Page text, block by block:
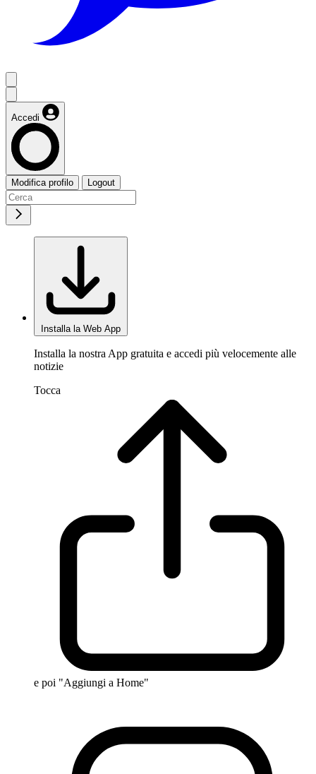
Accedi
Modifica profilo Logout
Installa la Web App
Installa la nostra App gratuita e accedi più velocemente alle
notizie
Tocca
e poi "Aggiungi a Home"